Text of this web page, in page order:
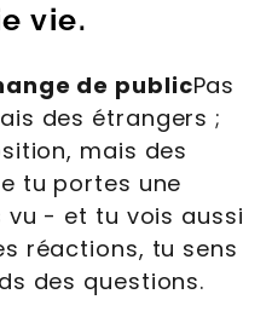
vie.
de publicPas
des étrangers ;
mais des
tu portes une
- et tu vois aussi
réactions, tu sens
des questions.